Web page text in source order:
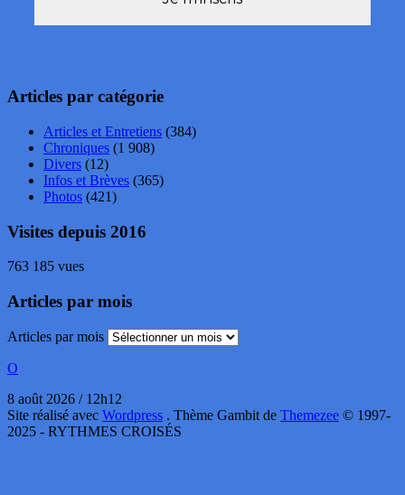
Articles par catégorie
Articles et Entretiens (384)
Chroniques (1 908)
Divers (12)
Infos et Brèves (365)
Photos (421)
Visites depuis 2016
763 185 vues
Articles par mois
Articles par mois
O
8 août 2026 / 12h12
Site réalisé avec Wordpress . Thème Gambit de Themezee © 1997-
2025 - RYTHMES CROISÉS